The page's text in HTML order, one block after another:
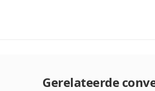
Gerelateerde